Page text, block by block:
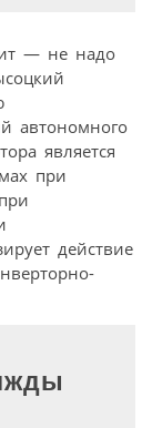
— не надо
автономного
является
при
действие